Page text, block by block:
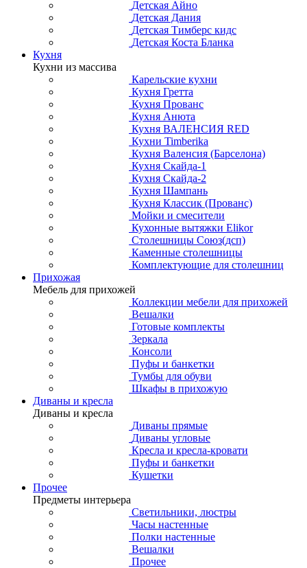
Детская Айно
Детская Дания
Детская Тимберс кидс
Детская Коста Бланка
Кухня
Кухни из массива
Карельские кухни
Кухня Гретта
Кухня Прованс
Кухня Анюта
Кухня ВАЛЕНСИЯ RED
Кухни Timberika
Кухня Валенсия (Барселона)
Кухня Скайда-1
Кухня Скайда-2
Кухня Шампань
Кухня Классик (Прованс)
Мойки и смесители
Кухонные вытяжки Elikor
Столешницы Союз(дсп)
Каменные столешницы
Комплектующие для столешниц
Прихожая
Мебель для прихожей
Коллекции мебели для прихожей
Вешалки
Готовые комплекты
Зеркала
Консоли
Пуфы и банкетки
Тумбы для обуви
Шкафы в прихожую
Диваны и кресла
Диваны и кресла
Диваны прямые
Диваны угловые
Кресла и кресла-кровати
Пуфы и банкетки
Кушетки
Прочее
Предметы интерьера
Светильники, люстры
Часы настенные
Полки настенные
Вешалки
Прочее